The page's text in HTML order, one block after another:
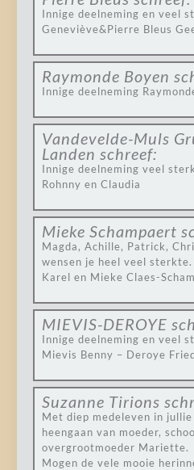
Innige deelneming en veel
Geneviève&Pierre Bleus
Raymonde Boyen
Innige deelneming
Vandevelde-Muls
Landen schreef:
Innige deelneming veel
Rohnny en Claudia
Mieke Schampaert
Magda, Achille, Patrick,
wensen je heel veel
Karel en Mieke Claes-
MIEVIS-DEROYE
Innige deelneming en veel
Mievis Benny – Deroye
Suzanne Tirions
Met diep medeleven in
heengaan van moeder,
overgrootmoeder Mariette.
Mogen de vele mooie